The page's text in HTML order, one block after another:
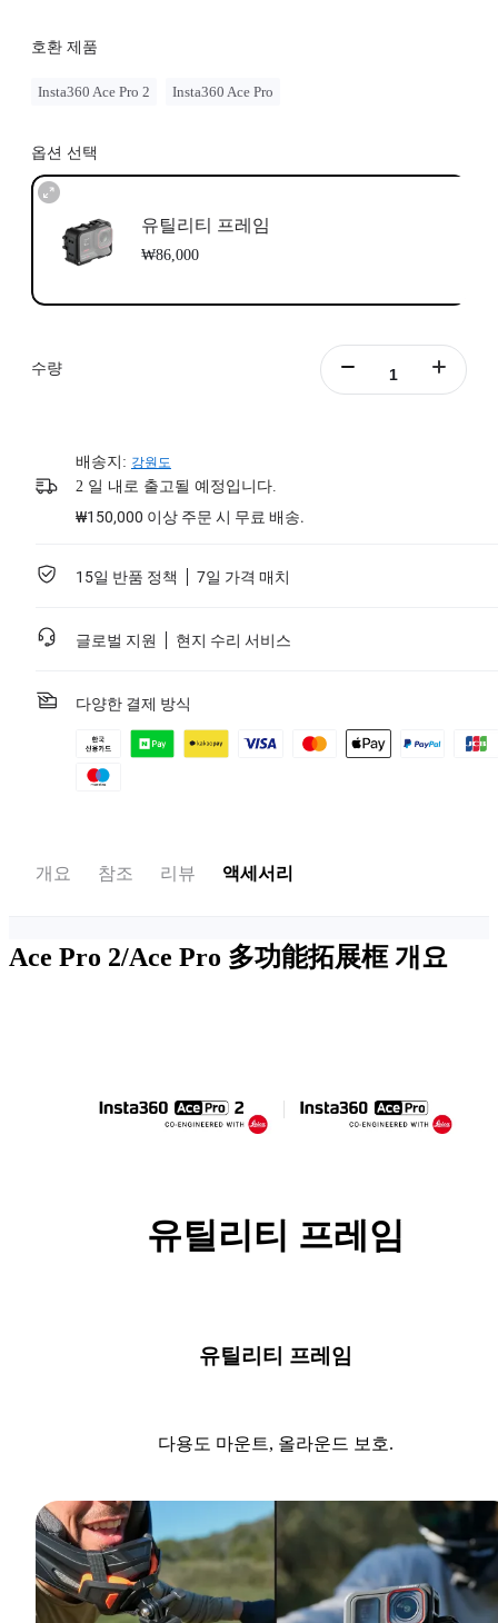
호환 제품
Insta360 Ace Pro 2 Insta360 Ace Pro
옵션 선택
유틸리티 프레임
₩86,000
수량
배송지: 강원도
2 일 내로 출고될 예정입니다.
₩150,000 이상 주문 시 무료 배송.
15일 반품 정책 7일 가격 매치
글로벌 지원 현지 수리 서비스
다양한 결제 방식
개요 참조 리뷰 액세서리
Ace Pro 2/Ace Pro 多功能拓展框 개요
유틸리티 프레임
유틸리티 프레임
다용도 마운트, 올라운드 보호.